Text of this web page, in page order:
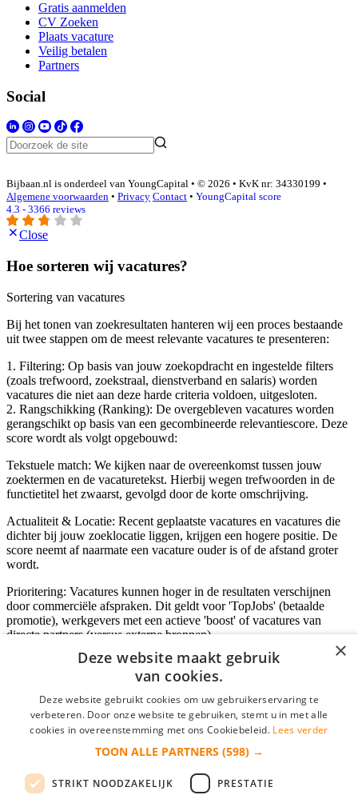
Gratis aanmelden
CV Zoeken
Plaats vacature
Veilig betalen
Partners
Social
Bijbaan.nl is onderdeel van YoungCapital • © 2026 • KvK nr: 34330199 •
Algemene voorwaarden • Privacy Contact • YoungCapital score
4.3 - 3366 reviews
Close
Hoe sorteren wij vacatures?
Sortering van vacatures
Bij het tonen van zoekresultaten hanteren wij een proces bestaande
uit twee stappen om de meest relevante vacatures te presenteren:
1. Filtering: Op basis van jouw zoekopdracht en ingestelde filters
(zoals trefwoord, zoekstraal, dienstverband en salaris) worden
vacatures die niet aan deze harde criteria voldoen, uitgesloten.
2. Rangschikking (Ranking): De overgebleven vacatures worden
gerangschikt op basis van een gecombineerde relevantiescore. Deze
score wordt als volgt opgebouwd:
Tekstuele match: We kijken naar de overeenkomst tussen jouw
zoektermen en de vacaturetekst. Hierbij wegen trefwoorden in de
functietitel het zwaarst, gevolgd door de korte omschrijving.
Actualiteit & Locatie: Recent geplaatste vacatures en vacatures die
dichter bij jouw zoeklocatie liggen, krijgen een hogere positie. De
score neemt af naarmate een vacature ouder is of de afstand groter
wordt.
Prioritering: Vacatures kunnen hoger in de resultaten verschijnen
door commerciële afspraken. Dit geldt voor 'TopJobs' (betaalde
promotie), werkgevers met een actieve 'boost' of vacatures van
directe partners (versus externe bronnen).
Inloggen als bedrijf
*
login gegevens onthouden
×
Deze website maakt gebruik
van cookies.
Deze website gebruikt cookies om uw gebruikerservaring te
verbeteren. Door onze website te gebruiken, stemt u in met alle
cookies in overeenstemming met ons Cookiebeleid. Lees verder
TOON ALLE PARTNERS (598) →
STRIKT NOODZAKELIJK PRESTATIE